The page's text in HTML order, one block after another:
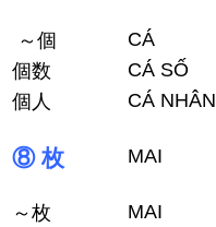
～個 CÁ
個数
CÁ SỐ
個人
CÁ NHÂN
⑧ 枚 MAI
～枚 MAI